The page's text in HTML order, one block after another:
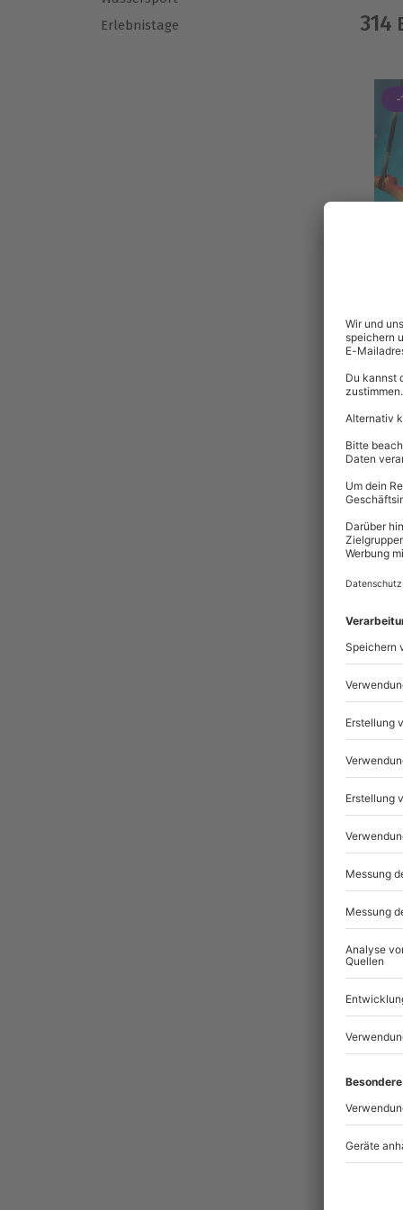
Erlebnistage
314
-